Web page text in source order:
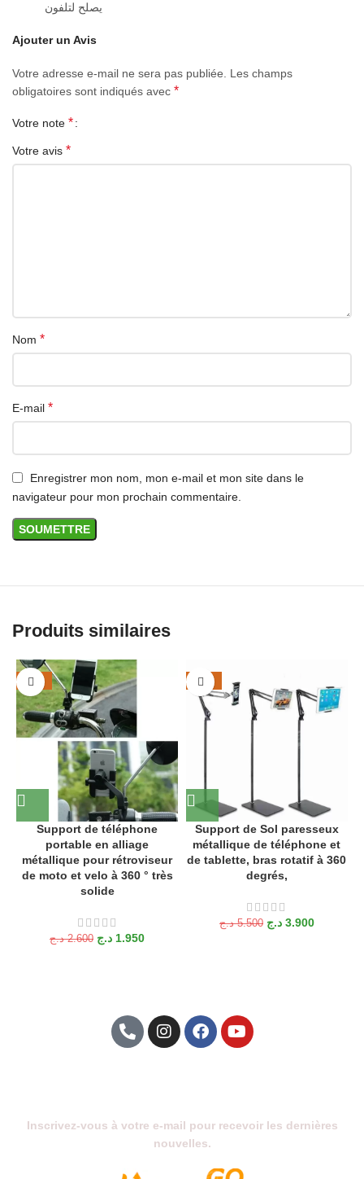
يصلح لتلفون
Ajouter un Avis
Votre adresse e-mail ne sera pas publiée. Les champs
obligatoires sont indiqués avec *
Votre note *
Votre avis *
Nom *
E-mail *
Enregistrer mon nom, mon e-mail et mon site dans le
navigateur pour mon prochain commentaire.
Produits similaires
-25%
Support de téléphone
portable en alliage
métallique pour rétroviseur
de moto et velo à 360 ° très
solide
2.600 د.ج 1.950 د.ج
-29%
Support de Sol paresseux
métallique de téléphone et
de tablette, bras rotatif à 360
degrés,
5.500 د.ج 3.900 د.ج
Inscrivez-vous à votre e-mail pour recevoir les dernières
nouvelles.